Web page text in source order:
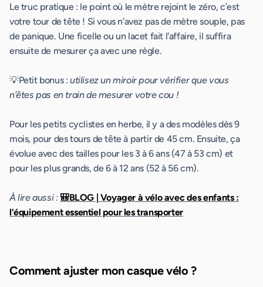
Le truc pratique : le point où le mètre rejoint le zéro, c’est
votre tour de tête ! Si vous n’avez pas de mètre souple, pas
de panique. Une ficelle ou un lacet fait l'affaire, il suffira
ensuite de mesurer ça avec une règle.
💡Petit bonus : utilisez un miroir pour vérifier que vous
n’êtes pas en train de mesurer votre cou !
Pour les petits cyclistes en herbe, il y a des modèles dès 9
mois, pour des tours de tête à partir de 45 cm. Ensuite, ça
évolue avec des tailles pour les 3 à 6 ans (47 à 53 cm) et
pour les plus grands, de 6 à 12 ans (52 à 56 cm).
À lire aussi : 🎒BLOG | Voyager à vélo avec des enfants :
l’équipement essentiel pour les transporter
Comment ajuster mon casque vélo ?